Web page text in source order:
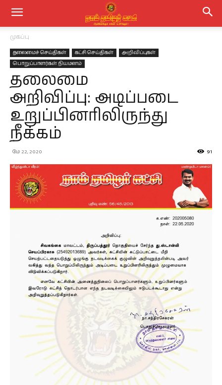
முகப்பு
தலைமைச் செய்திகள் கட்சி செய்திகள்
அறிவிப்புகள்
பொறுப்பாளர்கள் நியமனம்
தலைமை
அறிவிப்பு: அடிப்படை
உறுப்பினரிலிருந்து
நீக்கம்
மே 22, 2020 91